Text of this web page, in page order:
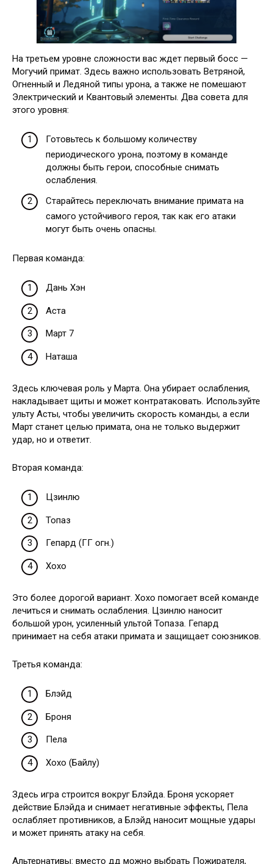
На третьем уровне сложности вас ждет первый босс —
Могучий примат. Здесь важно использовать Ветряной,
Огненный и Ледяной типы урона, а также не помешают
Электрический и Квантовый элементы. Два совета для
этого уровня:
Готовьтесь к большому количеству
периодического урона, поэтому в команде
должны быть герои, способные снимать
ослабления.
Старайтесь переключать внимание примата на
самого устойчивого героя, так как его атаки
могут быть очень опасны.
Первая команда:
Дань Хэн
Аста
Март 7
Наташа
Здесь ключевая роль у Марта. Она убирает ослабления,
накладывает щиты и может контратаковать. Используйте
ульту Асты, чтобы увеличить скорость команды, а если
Март станет целью примата, она не только выдержит
удар, но и ответит.
Вторая команда:
Цзинлю
Топаз
Гепард (ГГ огн.)
Хохо
Это более дорогой вариант. Хохо помогает всей команде
лечиться и снимать ослабления. Цзинлю наносит
большой урон, усиленный ультой Топаза. Гепард
принимает на себя атаки примата и защищает союзников.
Третья команда:
Блэйд
Броня
Пела
Хохо (Байлу)
Здесь игра строится вокруг Блэйда. Броня ускоряет
действие Блэйда и снимает негативные эффекты, Пела
ослабляет противников, а Блэйд наносит мощные удары
и может принять атаку на себя.
Альтернативы: вместо дд можно выбрать Пожирателя,